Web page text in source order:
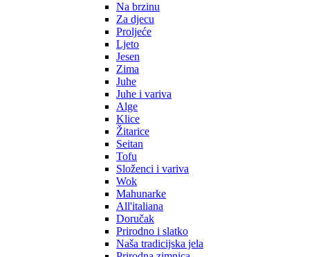
Na brzinu
Za djecu
Proljeće
Ljeto
Jesen
Zima
Juhe
Juhe i variva
Alge
Klice
Žitarice
Seitan
Tofu
Složenci i variva
Wok
Mahunarke
All'italiana
Doručak
Prirodno i slatko
Naša tradicijska jela